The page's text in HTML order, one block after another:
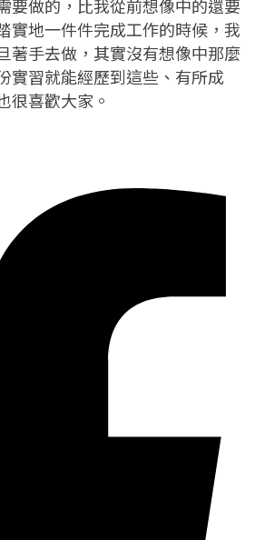
要做的，比我從前想像中的還要
實地一件件完成工作的時候，我
著手去做，其實沒有想像中那麼
實習就能經歷到這些、有所成
很喜歡大家。